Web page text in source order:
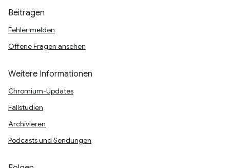
Beitragen
Fehler melden
Offene Fragen ansehen
Weitere Informationen
Chromium-Updates
Fallstudien
Archivieren
Podcasts und Sendungen